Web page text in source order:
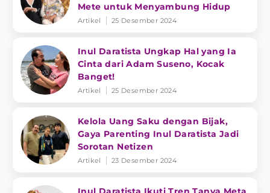
Mete untuk Menyambung Hidup
Artikel 25 Desember 2024
Inul Daratista Ungkap Hal yang Ia
Cinta dari Adam Suseno, Kocak
Banget!
Artikel 25 Desember 2024
Kelola Uang Saku dengan Bijak,
Gaya Parenting Inul Daratista Jadi
Sorotan Netizen
Artikel 23 Desember 2024